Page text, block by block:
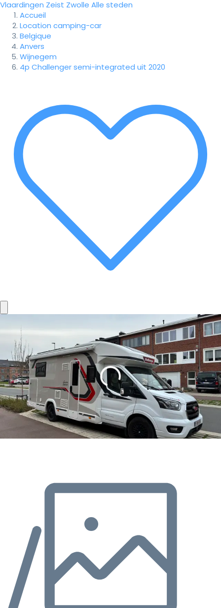
Vlaardingen Zeist Zwolle Alle steden
Accueil
Location camping-car
Belgique
Anvers
Wijnegem
4p Challenger semi-integrated uit 2020